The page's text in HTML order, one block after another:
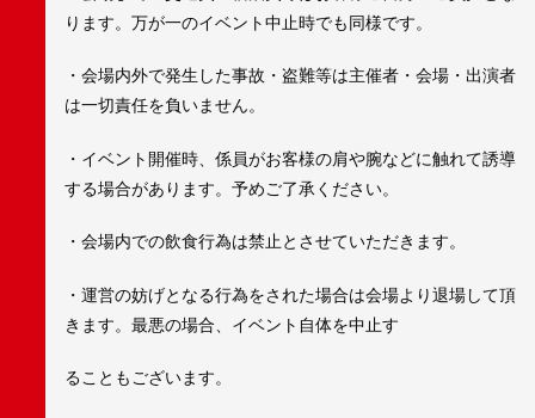
ります。万が一のイベント中止時でも同様です。
・会場内外で発生した事故・盗難等は主催者・会場・出演者
は一切責任を負いません。
・イベント開催時、係員がお客様の肩や腕などに触れて誘導
する場合があります。予めご了承ください。
・会場内での飲食行為は禁止とさせていただきます。
・運営の妨げとなる行為をされた場合は会場より退場して頂
きます。最悪の場合、イベント自体を中止す
ることもございます。